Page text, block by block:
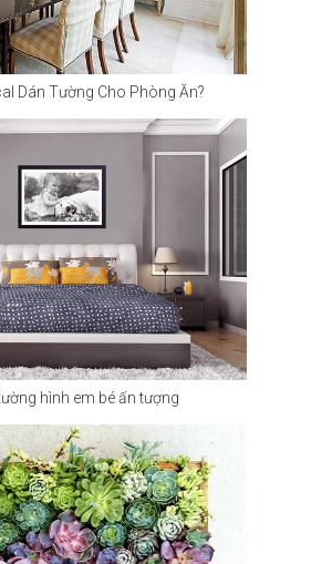
Dán Tường Cho Phòng Ăn?
hình em bé ấn tượng